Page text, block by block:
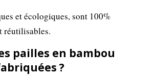
et écologiques, sont 100%
réutilisables.
pailles en bambou
?